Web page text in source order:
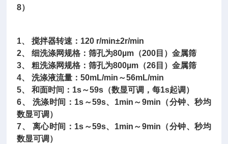
8）
1、 搅拌器转速：120 r/min±2r/min
2、 细洗涤网规格：筛孔为80µm（200目）金属筛
3、 粗洗涤网规格：筛孔为800µm（26目）金属筛
4、 洗涤液流量：50mL/min～56mL/min
5、 和面时间：1s～59s（数显可调，每1s起调）
6、 洗涤时间：1s～59s、1min～9min（分钟、秒均
数显可调）
7、 离心时间：1s～59s、1min～9min（分钟、秒均
数显可调）